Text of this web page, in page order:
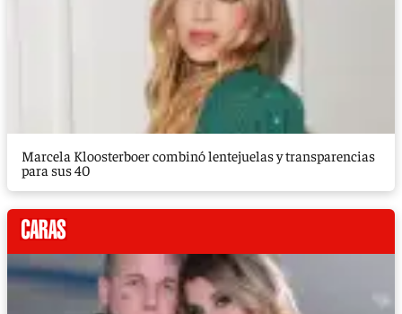
Marcela Kloosterboer combinó lentejuelas y transparencias
para sus 40